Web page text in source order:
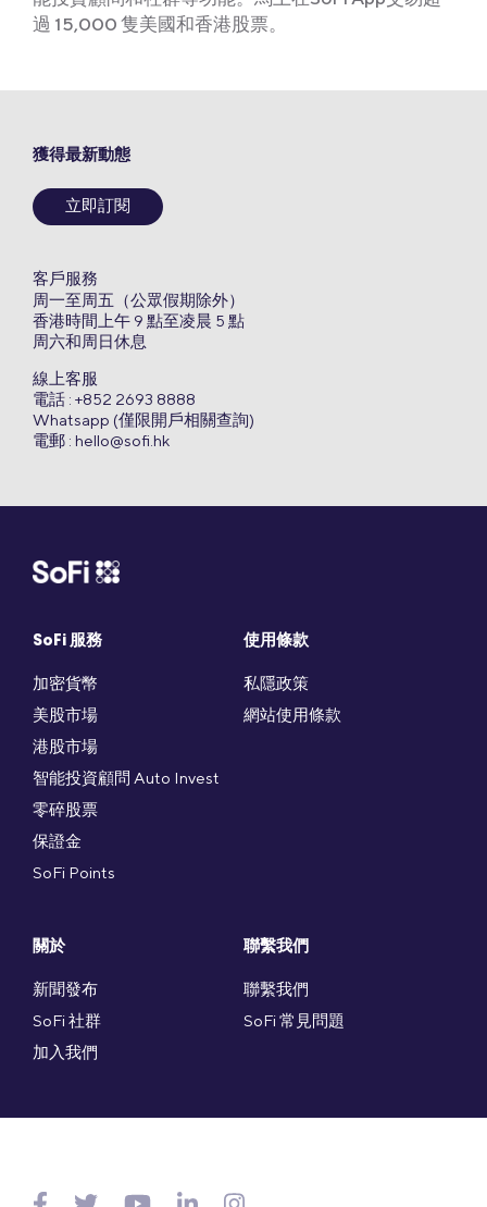
過 15,000 隻美國和香港股票。
SoFi 服務
加密貨幣
美股市場
港股市場
智能投資顧問 Auto Invest
零碎股票
保證金
SoFi Points
使用條款
私隱政策
網站使用條款
關於
新聞發布
SoFi 社群
加入我們
聯繫我們
聯繫我們
SoFi 常見問題
獲得最新動態
立即訂閱
客戶服務
周一至周五（公眾假期除外）
香港時間上午 9 點至凌晨 5 點
周六和周日休息
線上客服
電話 : +852 2693 8888
Whatsapp (僅限開戶相關查詢)
電郵 : hello@sofi.hk